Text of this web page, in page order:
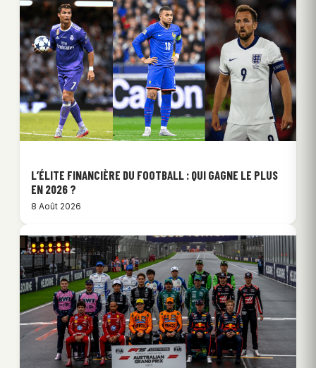
L’ÉLITE FINANCIÈRE DU FOOTBALL : QUI GAGNE LE PLUS
EN 2026 ?
8 Août 2026